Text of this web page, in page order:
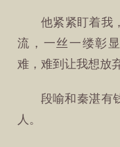
他紧紧盯着
流，一丝一缕彰
难，难到让我想放
段喻和秦湛有
人。